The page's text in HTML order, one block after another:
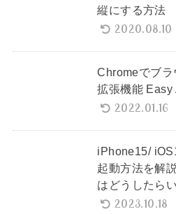
縦にする方法
2020.08.10
Chromeでブラ
拡張機能 Easy
2022.01.16
iPhone15/
起動方法を解
はどうしたら
2023.10.18